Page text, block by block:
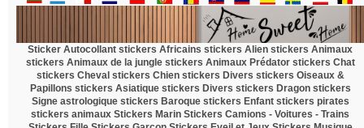
Sticker Autocollant stickers Africains stickers Alien stickers Animaux
stickers Animaux de la jungle stickers Animaux Prédator stickers Chat
stickers Cheval stickers Chien stickers Divers stickers Oiseaux &
Papillons stickers Asiatique stickers Divers stickers Dragon stickers
Signe astrologique stickers Baroque stickers Enfant stickers pirates
stickers animaux Stickers Marin Stickers Camions - Voitures - Trains